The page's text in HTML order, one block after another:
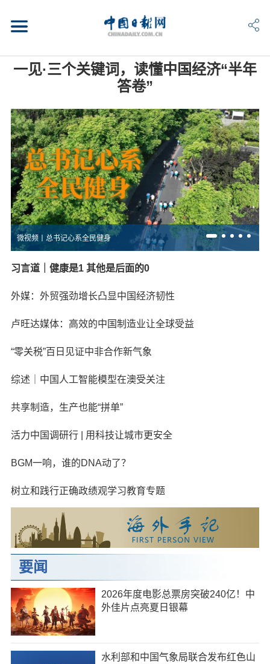
一见·三个关键词，读懂中国经济“半年
答卷”
微视频丨总书记心系全民健身
习言道｜健康是1 其他是后面的0
外媒：外贸强劲增长凸显中国经济韧性
卢旺达媒体：高效的中国制造业让全球受益
“零关税”百日见证中非合作新气象
综述｜中国人工智能模型在澳受关注
共享制造，生产也能“拼单”
活力中国调研行 | 用科技让城市更安全
BGM一响，谁的DNA动了？
树立和践行正确政绩观学习教育专题
要闻
2026年度电影总票房突破240亿！中
外佳片点亮夏日银幕
水利部和中国气象局联合发布红色山